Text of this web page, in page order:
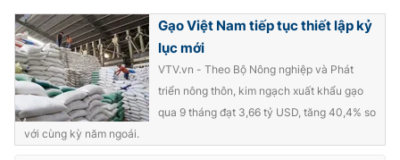
Gạo Việt Nam tiếp tục thiết lập kỷ
lục mới
VTV.vn - Theo Bộ Nông nghiệp và Phát
triển nông thôn, kim ngạch xuất khẩu gạo
qua 9 tháng đạt 3,66 tỷ USD, tăng 40,4% so
với cùng kỳ năm ngoái.